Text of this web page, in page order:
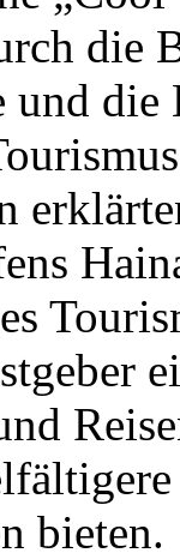
die
die
bieten.